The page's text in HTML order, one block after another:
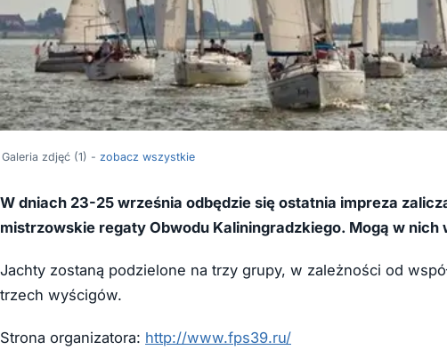
Galeria zdjęć (1) - zobacz wszystkie
W dniach 23-25 września odbędzie się ostatnia impreza
mistrzowskie regaty Obwodu Kaliningradzkiego. Mogą w nich
Jachty zostaną podzielone na trzy grupy, w zależności od
trzech wyścigów.
Strona organizatora: http://www.fps39.ru/